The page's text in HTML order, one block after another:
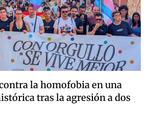
la homofobia en una
tras la agresión a dos